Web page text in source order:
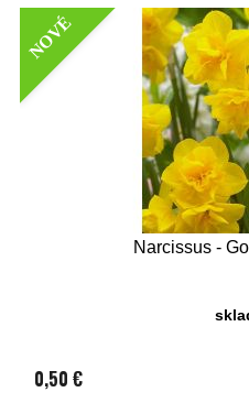
NOVÉ
Narcissus -
0,50 €